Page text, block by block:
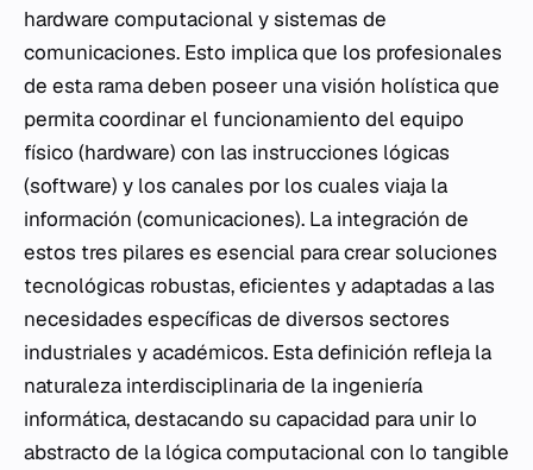
hardware computacional y sistemas de
comunicaciones. Esto implica que los profesionales
de esta rama deben poseer una visión holística que
permita coordinar el funcionamiento del equipo
físico (hardware) con las instrucciones lógicas
(software) y los canales por los cuales viaja la
información (comunicaciones). La integración de
estos tres pilares es esencial para crear soluciones
tecnológicas robustas, eficientes y adaptadas a las
necesidades específicas de diversos sectores
industriales y académicos. Esta definición refleja la
naturaleza interdisciplinaria de la ingeniería
informática, destacando su capacidad para unir lo
abstracto de la lógica computacional con lo tangible